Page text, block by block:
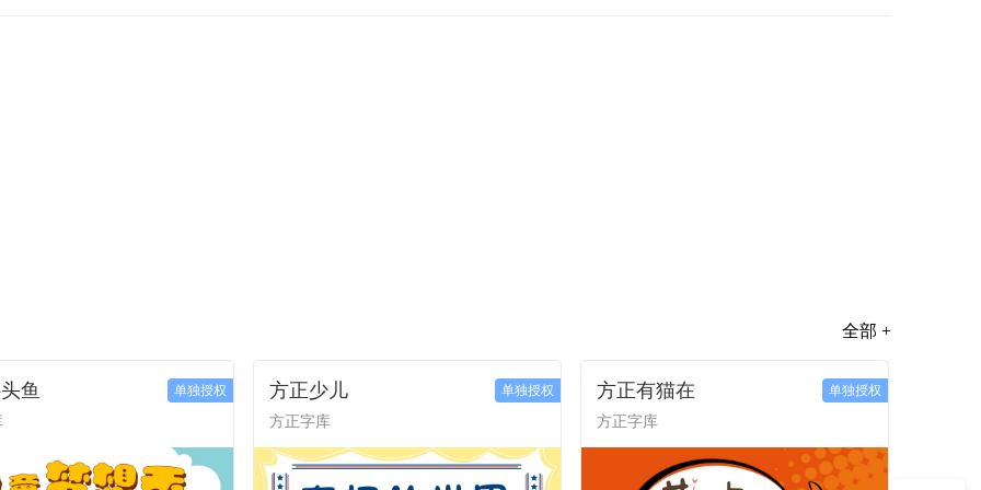
全部 +
鱼 单独授权 方正少儿
方正字库
单独授权 方正有猫在
方正字库
单独授权